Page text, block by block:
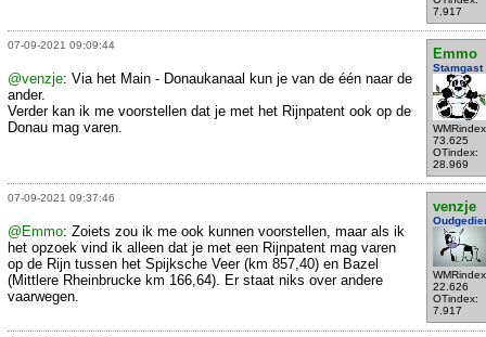
7.917
07-09-2021 09:09:44
Emmo
Stamgast
73.625
OTindex:
28.969
@venzje: Via het Main - Donaukanaal kun je van de één naar de
ander.
Verder kan ik me voorstellen dat je met het Rijnpatent ook op de
Donau mag varen.
07-09-2021 09:37:46
venzje
22.626
OTindex:
7.917
@Emmo: Zoiets zou ik me ook kunnen voorstellen, maar als ik
het opzoek vind ik alleen dat je met een Rijnpatent mag varen
op de Rijn tussen het Spijksche Veer (km 857,40) en Bazel
(Mittlere Rheinbrucke km 166,64). Er staat niks over andere
vaarwegen.